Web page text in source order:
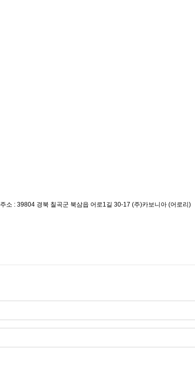
주소 : 39804 경북 칠곡군 북삼읍 어로1길 30-17 (주)카보니아 (어로리)